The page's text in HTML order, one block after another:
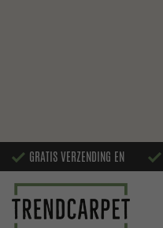
GRATIS VERZENDING EN